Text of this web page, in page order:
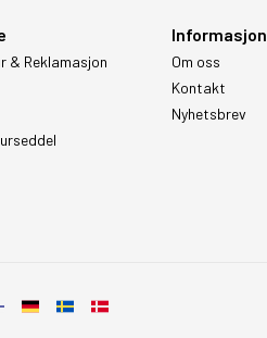
& Reklamasjon
Informasjon
Om oss
Kontakt
Nyhetsbrev